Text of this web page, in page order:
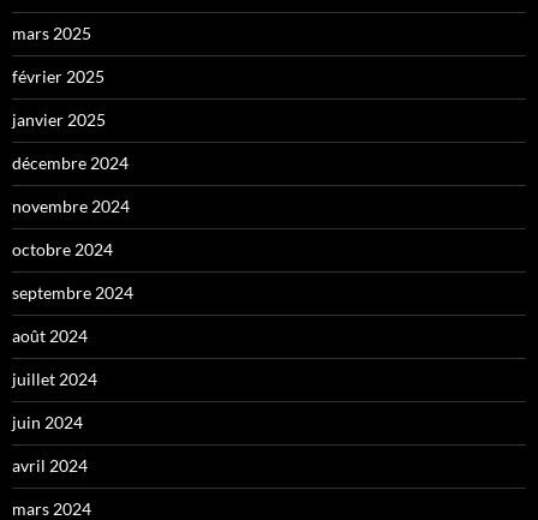
mars 2025
février 2025
janvier 2025
décembre 2024
novembre 2024
octobre 2024
septembre 2024
août 2024
juillet 2024
juin 2024
avril 2024
mars 2024